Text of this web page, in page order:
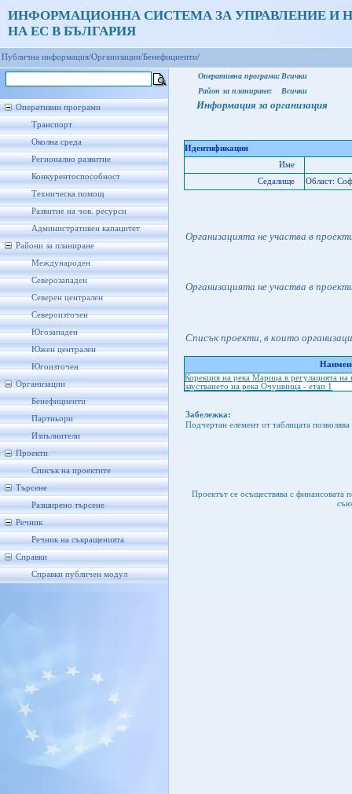
ИНФОРМАЦИОННА СИСТЕМА ЗА УПРАВЛЕНИЕ И
НА ЕС В БЪЛГАРИЯ
Публична информация/Организации/Бенефициенти/
Оперативни програми
Транспорт
Околна среда
Регионално развитие
Конкурентоспособност
Техническа помощ
Развитие на чов. ресурси
Административен капацитет
Райони за планиране
Международен
Северозападен
Северен централен
Североизточен
Югозападен
Южен централен
Югоизточен
Организации
Бенефициенти
Партньори
Изпълнители
Проекти
Списък на проектите
Търсене
Разширено търсене
Речник
Речник на съкращенията
Справки
Справки публичен модул
Оперативна програма: Всички
Район за планиране:
Всички
Информация за организация
Идентификация
Име
Седалище
Област:
Организацията не участва в
Организацията не участва в
Списък проекти, в които
Корекция на река Марица в регулацията
заустването на река Очушница - етап 1
Забележка:
Подчертан елемент от таблицата
Проектът се осъществява с финансовата